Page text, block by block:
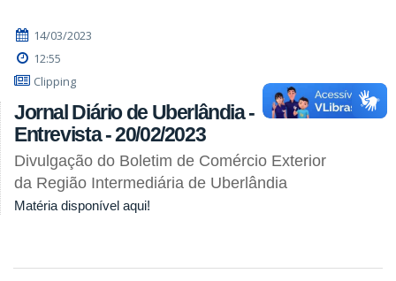
14/03/2023
12:55
Clipping
Jornal Diário de Uberlândia -
Entrevista - 20/02/2023
Divulgação do Boletim de Comércio Exterior
da Região Intermediária de Uberlândia
Matéria disponível aqui!